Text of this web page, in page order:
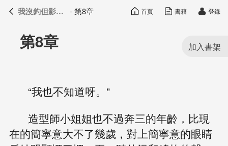
我沒釣但影帝真香了 目錄
第8章
“我也不知道呀。”
造型師小姐姐也不過奔三的年齡，比現
在的簡寧意大不了幾歲，對上簡寧意的眼睛
我沒釣但影帝真香了 - 第8章 首頁 書籍 登錄